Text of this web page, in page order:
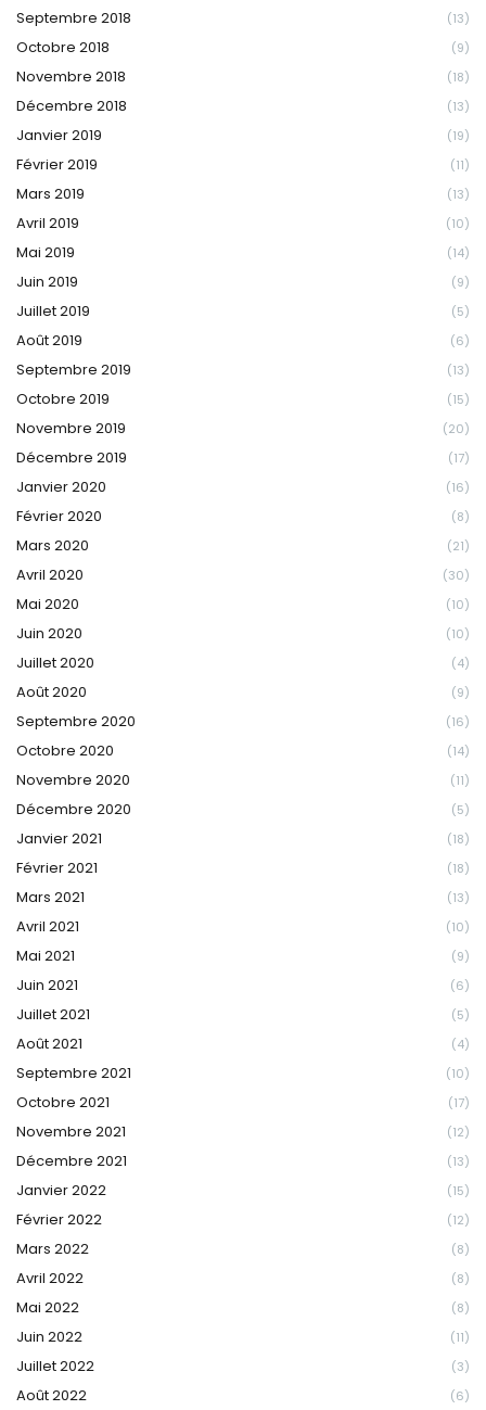
Septembre 2018 (13)
Octobre 2018 (9)
Novembre 2018 (18)
Décembre 2018 (13)
Janvier 2019 (19)
Février 2019 (11)
Mars 2019 (13)
Avril 2019 (10)
Mai 2019 (14)
Juin 2019 (9)
Juillet 2019 (5)
Août 2019 (6)
Septembre 2019 (13)
Octobre 2019 (15)
Novembre 2019 (20)
Décembre 2019 (17)
Janvier 2020 (16)
Février 2020 (8)
Mars 2020 (21)
Avril 2020 (30)
Mai 2020 (10)
Juin 2020 (10)
Juillet 2020 (4)
Août 2020 (9)
Septembre 2020 (16)
Octobre 2020 (14)
Novembre 2020 (11)
Décembre 2020 (5)
Janvier 2021 (18)
Février 2021 (18)
Mars 2021 (13)
Avril 2021 (10)
Mai 2021 (9)
Juin 2021 (6)
Juillet 2021 (5)
Août 2021 (4)
Septembre 2021 (10)
Octobre 2021 (17)
Novembre 2021 (12)
Décembre 2021 (13)
Janvier 2022 (15)
Février 2022 (12)
Mars 2022 (8)
Avril 2022 (8)
Mai 2022 (8)
Juin 2022 (11)
Juillet 2022 (3)
Août 2022 (6)